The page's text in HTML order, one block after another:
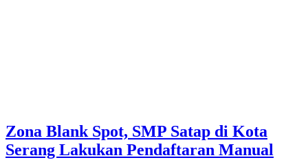
Zona Blank Spot, SMP Satap di Kota
Serang Lakukan Pendaftaran Manual